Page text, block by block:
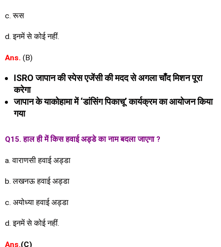
c. रूस
d. इनमें से कोई नहीं.
Ans. (B)
ISRO जापान की स्पेस एजेंसी की मदद से अगला चाँद मिशन पूरा
करेगा
जापान के याकोहामा में ‘डांसिंग पिकाचू’ कार्यक्रम का आयोजन किया
गया
Q15. हाल ही में किस हवाई अड्डे का नाम बदला जाएगा ?
a. वाराणसी हवाई अड्डा
b. लखनऊ हवाई अड्डा
c. अयोध्या हवाई अड्डा
d. इनमें से कोई नहीं.
Ans.(C)